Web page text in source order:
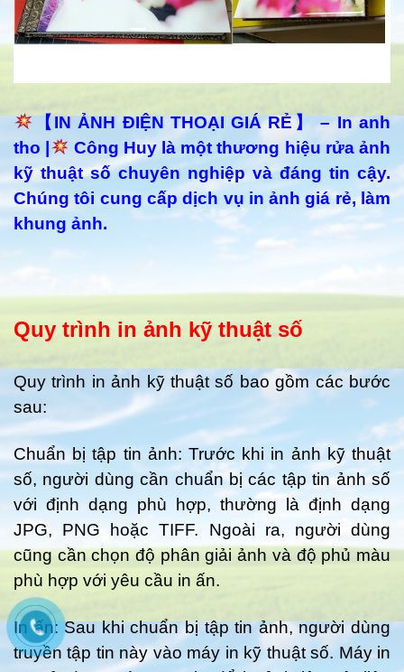
【IN ẢNH ĐIỆN THOẠI GIÁ RẺ】 – In anh
tho |
Công Huy là một thương hiệu rửa ảnh
kỹ thuật số chuyên nghiệp và đáng tin cậy.
Chúng tôi cung cấp dịch vụ in ảnh giá rẻ, làm
khung ảnh.
Quy trình in ảnh kỹ thuật số
Quy trình in ảnh kỹ thuật số bao gồm các bước
sau:
Chuẩn bị tập tin ảnh: Trước khi in ảnh kỹ thuật
số, người dùng cần chuẩn bị các tập tin ảnh số
với định dạng phù hợp, thường là định dạng
JPG, PNG hoặc TIFF. Ngoài ra, người dùng
cũng cần chọn độ phân giải ảnh và độ phủ màu
phù hợp với yêu cầu in ấn.
In ấn: Sau khi chuẩn bị tập tin ảnh, người dùng
truyền tập tin này vào máy in kỹ thuật số. Máy in